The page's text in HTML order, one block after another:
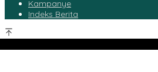
Kampanye
Indeks Berita